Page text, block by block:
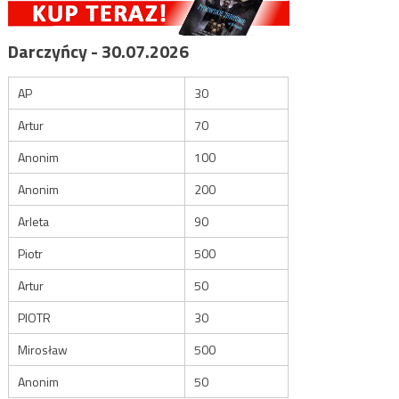
Darczyńcy - 30.07.2026
AP
30
Artur
70
Anonim
100
Anonim
200
Arleta
90
Piotr
500
Artur
50
PIOTR
30
Mirosław
500
Anonim
50